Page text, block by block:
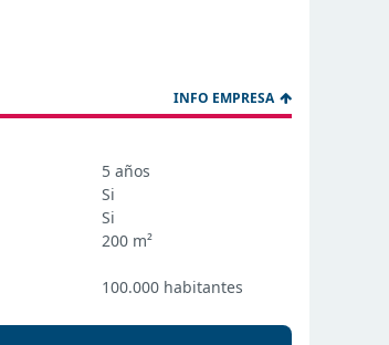
INFO EMPRESA
5 años
Si
Si
200 m²
100.000 habitantes